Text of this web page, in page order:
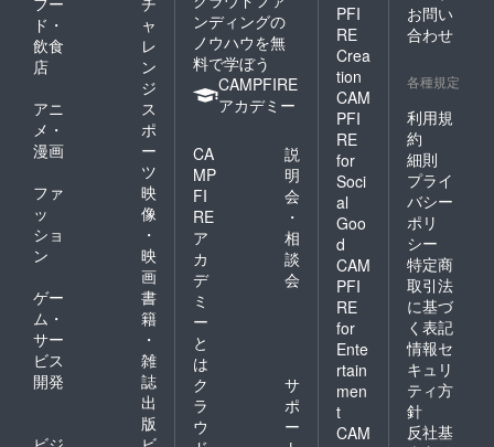
ド・
飲食
店
ャ
レ
ン
ジ
アニ
メ・
漫画
ス
ポ
ー
ツ
ファ
ッ
ショ
ン
映
像
・
映
画
ゲー
ム・
サー
ビス
開発
書
籍
・
雑
誌
出
版
ンディングの
ノウハウを無
料で学ぼう
CAMPFIRE
アカデミー
CA
MP
FI
RE
ア
カ
デ
ミ
ー
と
は
説
明
会
・
相
談
会
ク
ラ
ウ
サ
ポ
ー
PFI
RE
Crea
tion
CAM
PFI
RE
for
Soci
al
Goo
d
CAM
PFI
RE
for
Ente
rtain
men
t
CAM
お問い
合わせ
各種規定
利用規
約
細則
プライ
バシー
ポリ
シー
特定商
取引法
に基づ
く表記
情報セ
キュリ
ティ方
針
反社基